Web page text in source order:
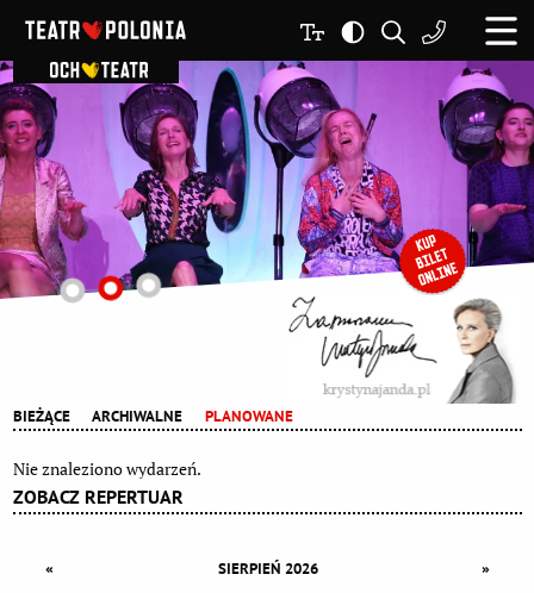
ZOBACZ REPERTUAR
« SIERPIEŃ 2026 »
BIEŻĄCE ARCHIWALNE PLANOWANE
Nie znaleziono wydarzeń.